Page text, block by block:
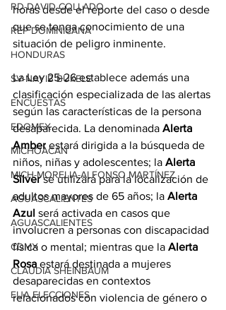
RD-DAVID COLLADO
REP DOMINICANA
HONDURAS
SV-NAYIB BUKELE
ENCUESTAS
EDOMEX
MICHOACÁN
MICH-MORELIA-ALFONSO MARTÍNEZ
AGUASCALIENTES
AGUASCALIENTES
CDMX
CLAUDIA SHEINBAUM
EUA ELECCIONES
horas desde el reporte del caso o desde
que se tenga conocimiento de una
situación de peligro inminente.
La Ley 25-26 establece además una
clasificación especializada de las alertas
según las características de la persona
desaparecida. La denominada Alerta
Amber estará dirigida a la búsqueda de
niños, niñas y adolescentes; la Alerta
Silver se utilizará para la localización de
adultos mayores de 65 años; la Alerta
Azul será activada en casos que
involucren a personas con discapacidad
física o mental; mientras que la Alerta
Rosa estará destinada a mujeres
desaparecidas en contextos
relacionados con violencia de género o